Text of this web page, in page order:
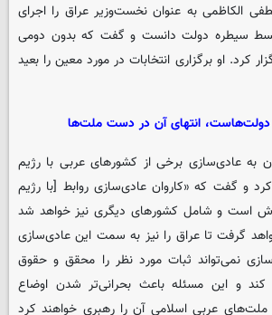
الکاظمی به عنوان نخست‌وزیر عراق را اجرای
بسط سیطره دولت دانست و گفت که بدون دومی
کرد. او برگزاری انتخابات در مورد معین را بعید
دولت‌هاست، انتهای آن در دست ملت‌ها
به عادی‌سازی برخی از کشورهای عربی با رژیم
و گفت که «کاروان عادی‌سازی روابط [با رژیم
است و شامل کشورهای دیگری نیز خواهد شد
گرفت تا عراق را نیز به سمت این عادی‌سازی
نمی‌تواند ثبات مورد نظر را محقق و حقوق‌
کند و این مسئله باعث بحرانی‌تر شدن اوضاع
عربی اسلامی آن را رهبری خواهند کرد